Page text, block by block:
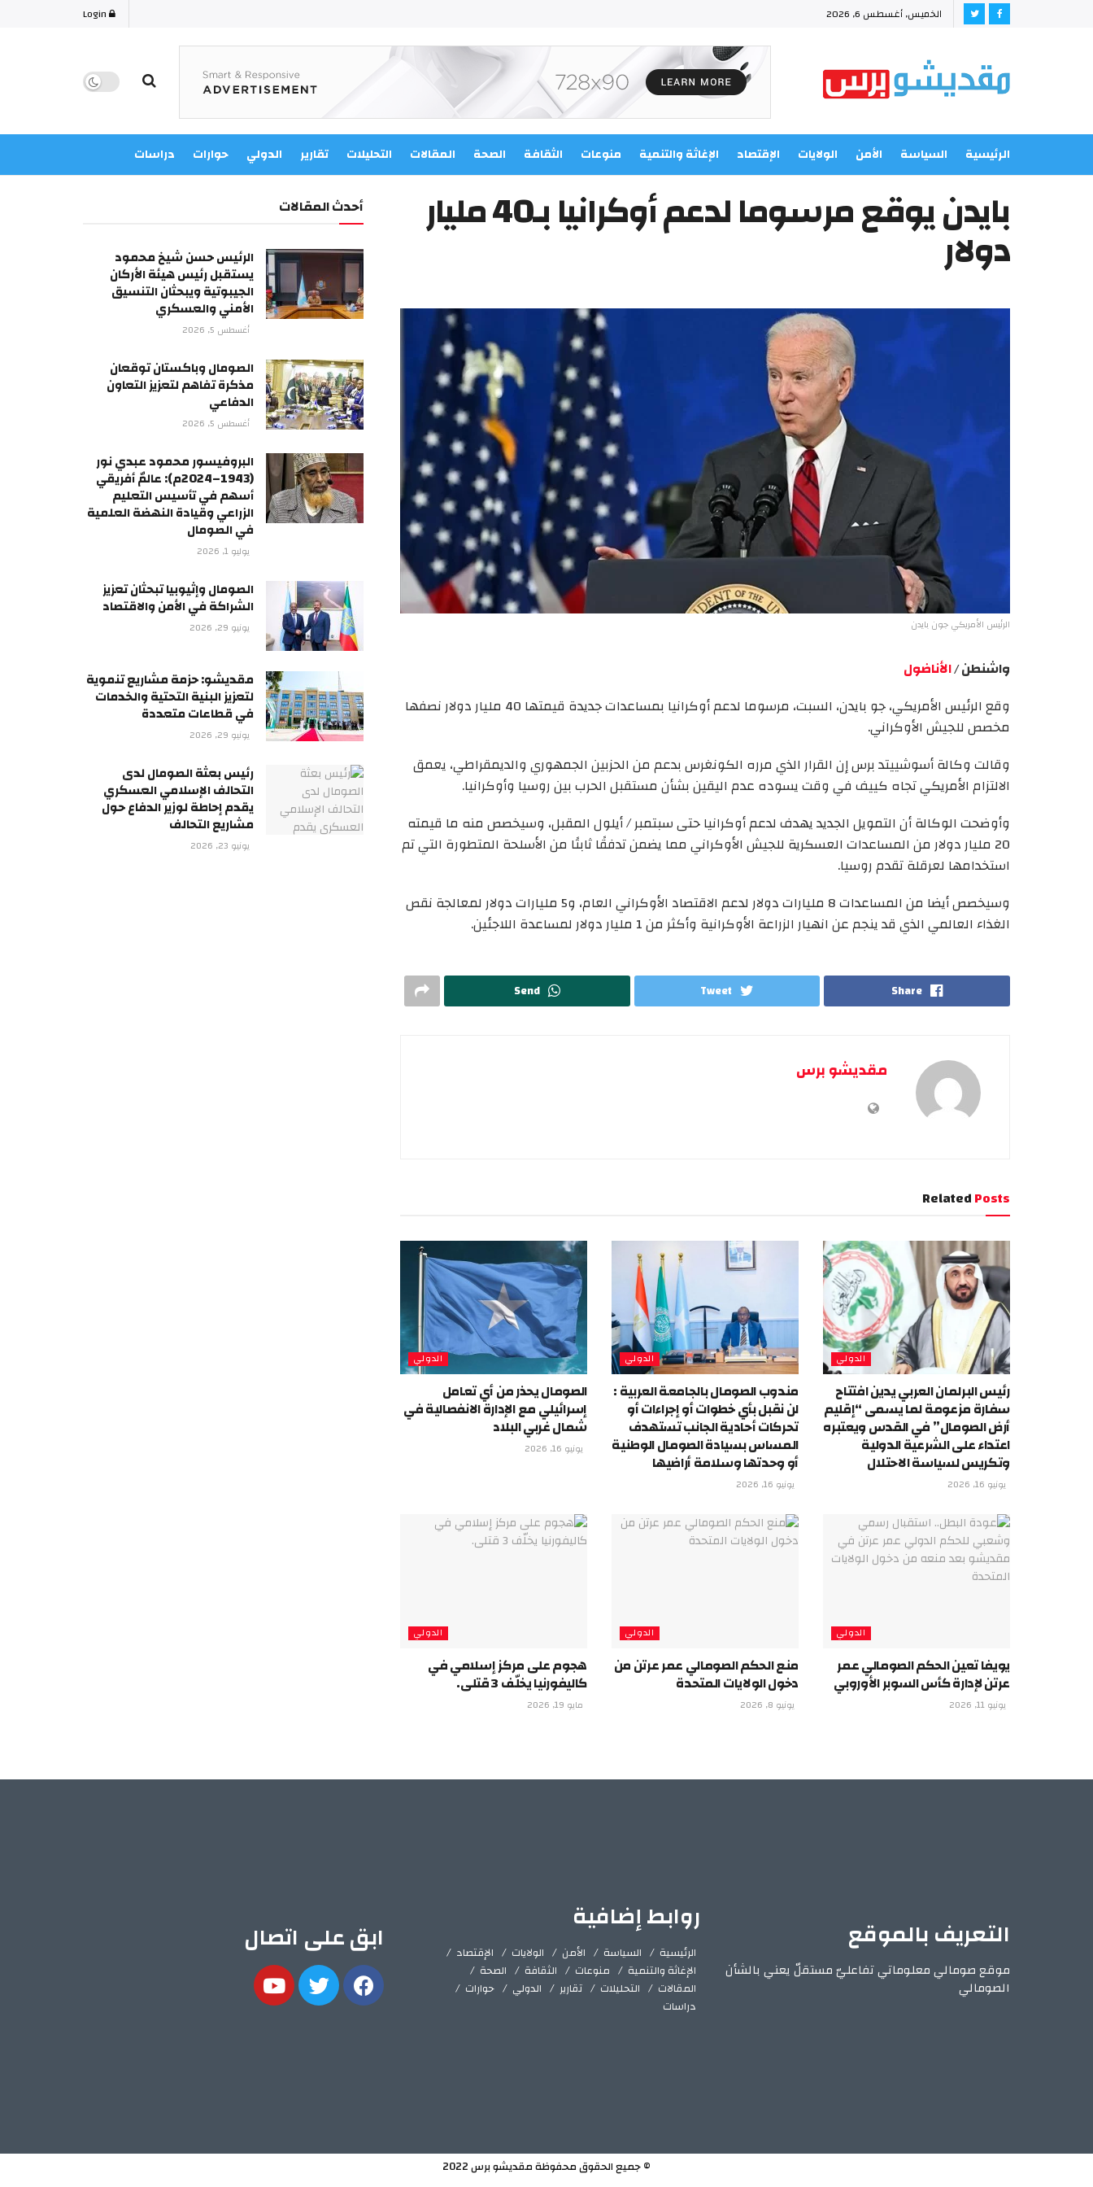
الخميس, أغسطس 6, 2026
الرئيسية السياسة الأمن الولايات الإقتصاد الإغاثة والتنمية منوعات الثقافة الصحة المقالات التحليلات تقارير الدولي حوارات دراسات
بايدن يوقع مرسوما لدعم أوكرانيا بـ40 مليار
دولار
الرئيس الأمريكي جون بايدن
واشنطن /الأناضول
وقع الرئيس الأمريكي، جو بايدن، السبت، مرسوما لدعم أوكرانيا بمساعدات جديدة قيمتها 40 مليار دولار نصفها
مخصص للجيش الأوكراني.
وقالت وكالة أسوشييتد برس إن القرار الذي مرره الكونغرس بدعم من الحزبين الجمهوري والديمقراطي، يعمق
الالتزام الأمريكي تجاه كييف في وقت يسوده عدم اليقين بشأن مستقبل الحرب بين روسيا وأوكرانيا.
وأوضحت الوكالة أن التمويل الجديد يهدف لدعم أوكرانيا حتى سبتمبر / أيلول المقبل، وسيخصص منه ما قيمته
20 مليار دولار من المساعدات العسكرية للجيش الأوكراني مما يضمن تدفقًا ثابتًا من الأسلحة المتطورة التي تم
استخدامها لعرقلة تقدم روسيا.
وسيخصص أيضا من المساعدات 8 مليارات دولار لدعم الاقتصاد الأوكراني العام، و5 مليارات دولار لمعالجة نقص
الغذاء العالمي الذي قد ينجم عن انهيار الزراعة الأوكرانية وأكثر من 1 مليار دولار لمساعدة اللاجئين.
Share
Tweet
Send
مقديشو برس
RelatedPosts
الدولي
رئيس البرلمان العربي يدين افتتاح
سفارة مزعومة لما يسمى “إقليم
أرض الصومال” في القدس ويعتبره
اعتداء على الشرعية الدولية
وتكريس لسياسة الاحتلال
يونيو 16, 2026
الدولي
مندوب الصومال بالجامعة العربية :
لن نقبل بأي خطوات أو إجراءات أو
تحركات أحادية الجانب تستهدف
المساس بسيادة الصومال الوطنية
أو وحدتها وسلامة أراضيها
يونيو 16, 2026
الدولي
الصومال يحذر من أي تعامل
إسرائيلي مع الإدارة الانفصالية في
شمال غربي البلاد
يونيو 16, 2026
الدولي
يويفا تعين الحكم الصومالي عمر
عرتن لإدارة كأس السوبر الأوروبي
يونيو 11, 2026
الدولي
منع الحكم الصومالي عمر عرتن من
دخول الولايات المتحدة
يونيو 8, 2026
الدولي
هجوم على مركز إسلامي في
كاليفورنيا يخلّف 3 قتلى.
مايو 19, 2026
أحدث المقالات
الرئيس حسن شيخ محمود
يستقبل رئيس هيئة الأركان
الجيبوتية ويبحثان التنسيق
الأمني والعسكري
أغسطس 5, 2026
الصومال وباكستان توقعان
مذكرة تفاهم لتعزيز التعاون
الدفاعي
أغسطس 5, 2026
البروفيسور محمود عبدي نور
(1943–2024م): عالمٌ أفريقي
أسهم في تأسيس التعليم
الزراعي وقيادة النهضة العلمية
في الصومال
يوليو 1, 2026
الصومال وإثيوبيا تبحثان تعزيز
الشراكة في الأمن والاقتصاد
يونيو 29, 2026
مقديشو: حزمة مشاريع تنموية
لتعزيز البنية التحتية والخدمات
في قطاعات متعددة
يونيو 29, 2026
رئيس بعثة الصومال لدى
التحالف الإسلامي العسكري
يقدم إحاطة لوزير الدفاع حول
مشاريع التحالف
يونيو 23, 2026
التعريف بالموقع
موقع صومالي معلوماتي تفاعليّ مستقلّ يعني بالشأن
الصومالي
روابط إضافية
الرئيسية السياسة الأمن الولايات
الإقتصاد
الإغاثة والتنمية
منوعات الثقافة
الصحة
المقالات
التحليلات تقارير الدولي
حوارات
دراسات
ابق على اتصال
© جميع الحقوق محفوظة مقديشو برس 2022